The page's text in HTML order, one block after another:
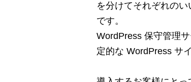
を分けてそれぞれの
です。
WordPress 保守管理
定的な WordPress サ